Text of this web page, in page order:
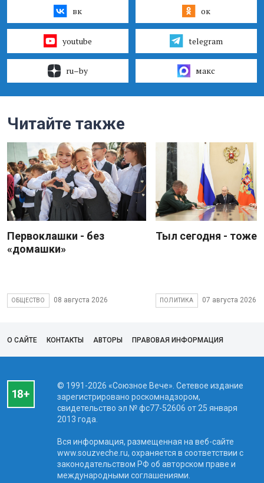
вк ок
youtube telegram
ru–by макс
Читайте также
Первоклашки - без
«домашки»
ОБЩЕСТВО 08 августа 2026
Тыл сегодня - тоже
ПОЛИТИКА 07 августа 2026
О САЙТЕ КОНТАКТЫ АВТОРЫ ПРАВОВАЯ ИНФОРМАЦИЯ
© 1991-2026 «Союзное Вече». Сетевое издание
зарегистрировано роскомнадзором,
свидетельство эл № фc77-52606 от 25 января
2013 года.
Вся информация, размещенная на веб-сайте
www.souzveche.ru, охраняется в соответствии с
законодательством РФ об авторском праве и
международными соглашениями.